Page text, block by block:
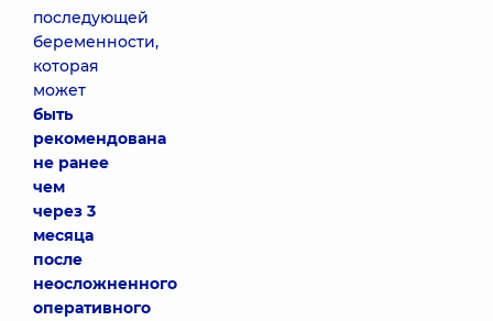
последующей
беременности,
которая
может
быть
рекомендована
не ранее
чем
через 3
месяца
после
неосложненного
оперативного